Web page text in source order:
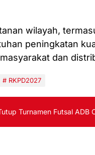
wilayah,
peningkatan
dan
RKPD2027
Turnamen Futsal ADB